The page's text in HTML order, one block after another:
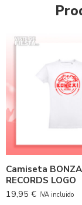
Camiseta
RECORDS LOGO
19,95 € IVA incluido